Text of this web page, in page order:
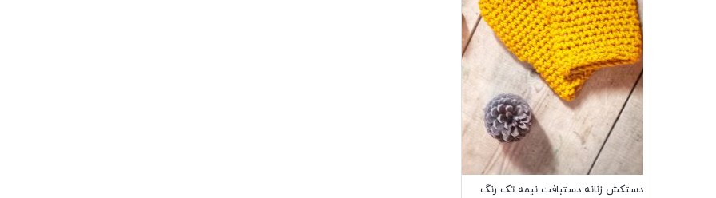
دستکش زنانه دستبافت نیمه تک رنگ